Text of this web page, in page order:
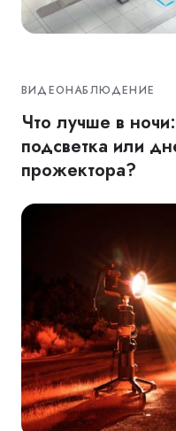
ВИДЕОНАБЛЮДЕНИЕ
Что лучше в
подсветка или
прожектора?